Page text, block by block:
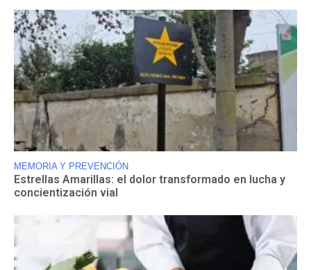
MEMORIA Y PREVENCIÓN
Estrellas Amarillas: el dolor transformado en lucha y
concientización vial